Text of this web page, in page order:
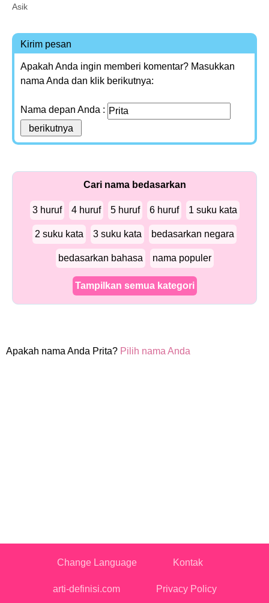
Asik
Kirim pesan
Apakah Anda ingin memberi komentar? Masukkan
nama Anda dan klik berikutnya:
Nama depan Anda :
Cari nama bedasarkan
3 huruf 4 huruf 5 huruf 6 huruf 1 suku kata
2 suku kata 3 suku kata bedasarkan negara
bedasarkan bahasa nama populer
Tampilkan semua kategori
Apakah nama Anda Prita? Pilih nama Anda
Change Language Kontak
arti-definisi.com Privacy Policy